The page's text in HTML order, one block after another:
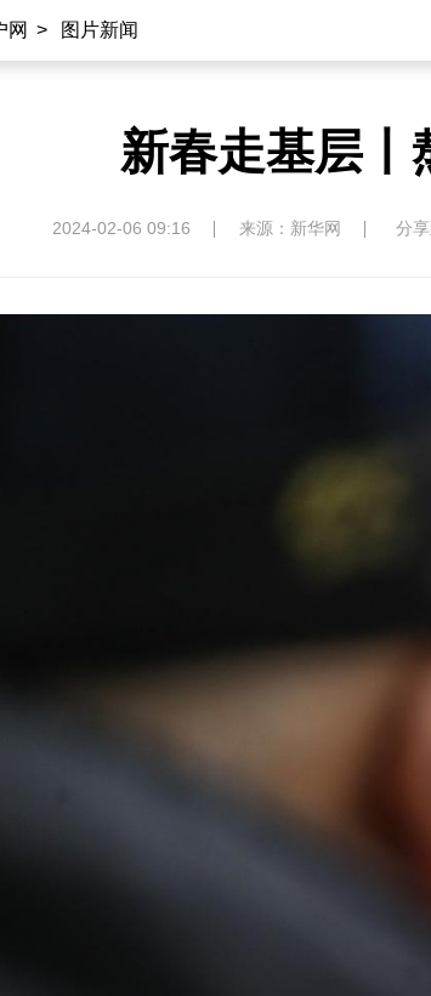
网 > 图片新闻
新春走基层丨
2024-02-06 09:16 来源：新华网 分享